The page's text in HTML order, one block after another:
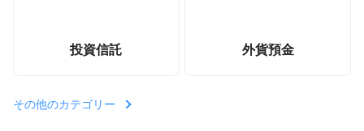
投資信託 外貨預金
その他のカテゴリー